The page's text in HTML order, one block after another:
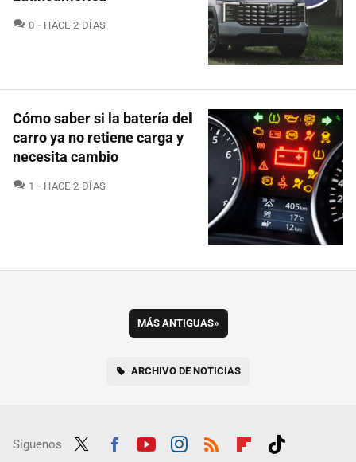
0 COMENTARIOS
HACE 2 DÍAS
Cómo saber si la batería del
carro ya no retiene carga y
necesita cambio
1 COMENTARIOS
HACE 2 DÍAS
MÁS ANTIGUAS»
ARCHIVO DE NOTICIAS
Síguenos